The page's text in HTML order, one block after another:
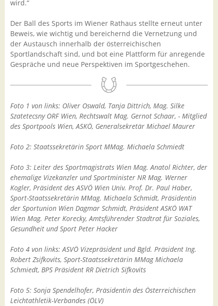
wird.“
Der Ball des Sports im Wiener Rathaus stellte erneut unter
Beweis, wie wichtig und bereichernd die Vernetzung und
der Austausch innerhalb der österreichischen
Sportlandschaft sind, und bot eine Plattform für anregende
Gespräche und neue Perspektiven im Sportgeschehen.
Foto 1 von links: Oliver Oswald, Tanja Dittrich, Mag. Silke
Szatetecsny ORF Wien, Rechtswalt Mag. Gernot Schaar, - Mitglied
des Sportpools Wien, ASKÖ, Generalsekretär Michael Maurer
Foto 2: Staatssekretärin Sport MMag. Michaela Schmiedt
Foto 3: Leiter des Sportmagistrats Wien Mag. Anatol Richter, der
ehemalige Vizekanzler und Sportminister NR Mag. Werner
Kogler, Präsident des ASVÖ Wien Univ. Prof. Dr. Paul Haber,
Sport-Staatssekretärin MMag. Michaela Schmidt, Präsidentin
der Sportunion Wien Dagmar Schmidt, Präsident ASKÖ WAT
Wien Mag. Peter Korecky, Amtsführender Stadtrat für Soziales,
Gesundheit und Sport Peter Hacker
Foto 4 von links: ASVÖ Vizepräsident und Bgld. Präsident Ing.
Robert Zsifkovits, Sport-Staatssekretärin MMag Michaela
Schmiedt, BPS Präsident RR Dietrich Sifkovits
Foto 5: Sonja Spendelhofer, Präsidentin des Österreichischen
Leichtathletik-Verbandes (ÖLV)